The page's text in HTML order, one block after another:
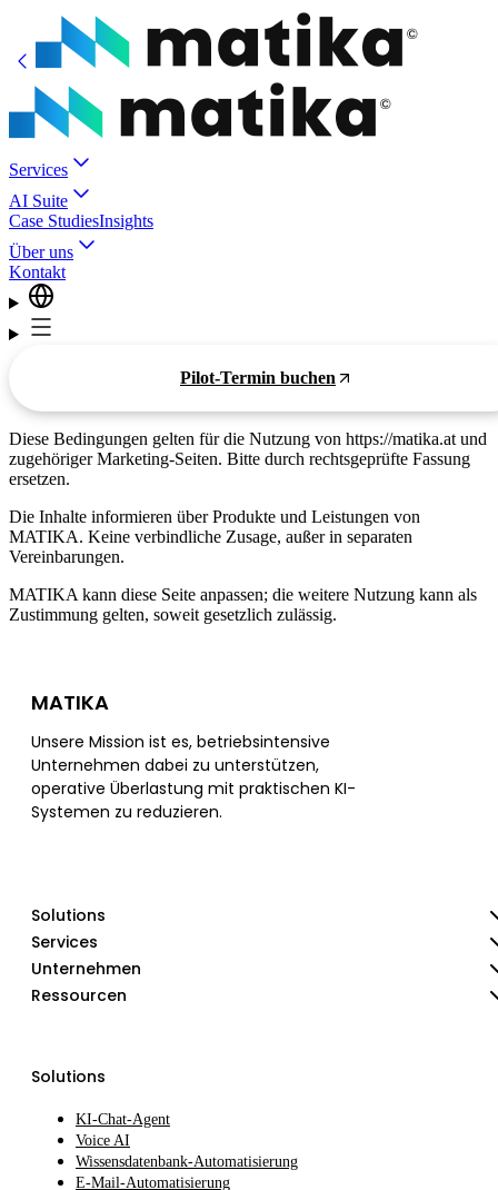
Services
AI Suite
Case StudiesInsights
Über uns
Kontakt
Pilot-Termin buchen
Diese Bedingungen gelten für die Nutzung von https://matika.at und
zugehöriger Marketing-Seiten. Bitte durch rechtsgeprüfte Fassung
ersetzen.
Die Inhalte informieren über Produkte und Leistungen von
MATIKA. Keine verbindliche Zusage, außer in separaten
Vereinbarungen.
MATIKA kann diese Seite anpassen; die weitere Nutzung kann als
Zustimmung gelten, soweit gesetzlich zulässig.
MATIKA
Unsere Mission ist es, betriebsintensive
Unternehmen dabei zu unterstützen,
operative Überlastung mit praktischen KI-
Systemen zu reduzieren.
Solutions
Services
Unternehmen
Ressourcen
Solutions
KI-Chat-Agent
Voice AI
Wissensdatenbank-Automatisierung
E-Mail-Automatisierung